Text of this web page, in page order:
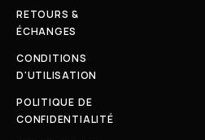
RETOURS &
ÉCHANGES
CONDITIONS
D'UTILISATION
POLITIQUE DE
CONFIDENTIALITÉ